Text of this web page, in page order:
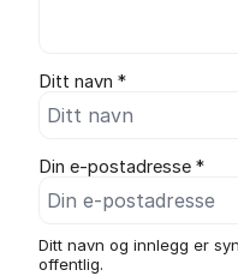
Ditt navn *
Din e-postadresse *
Ditt navn og innlegg er
offentlig.